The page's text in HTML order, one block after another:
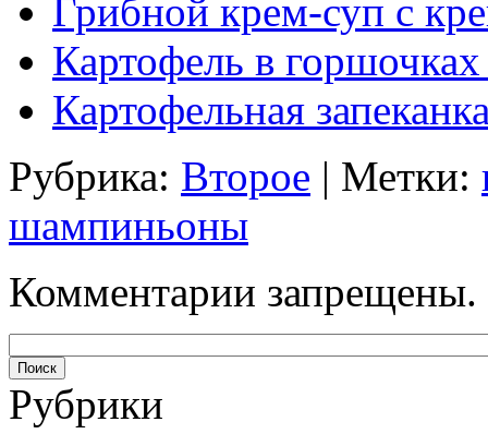
Грибной крем-суп с
Картофель в
Картофельная
Рубрика: Второе | Метки:
шампиньоны
Комментарии запрещены.
Рубрики